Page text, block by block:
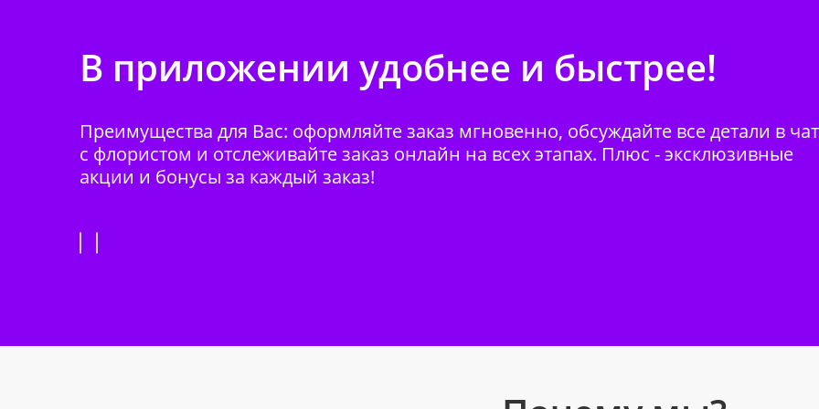
В приложении удобнее и быстрее!
Преимущества для Вас: оформляйте заказ мгновенно, обсуждайте все детали в
с флористом и отслеживайте заказ онлайн на всех этапах. Плюс - эксклюзивные
акции и бонусы за каждый заказ!